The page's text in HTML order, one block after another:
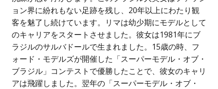
ョン界に紛れもない足跡を残し、20年以上にわたり観
客を魅了し続けています。リマは幼少期にモデルとして
のキャリアをスタートさせました。彼女は1981年にブ
ラジルのサルバドールで生まれました。15歳の時、フ
ォード・モデルズが開催した「スーパーモデル・オブ・
ブラジル」コンテストで優勝したことで、彼女のキャリ
アは飛躍しました。翌年の「スーパーモデル・オブ・